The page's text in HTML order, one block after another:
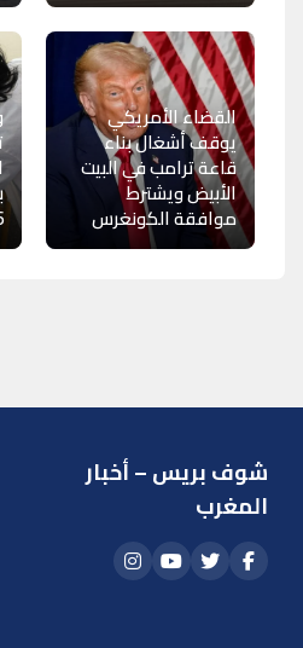
القضاء الأمريكي
يوقف أشغال بناء
قاعة ترامب في البيت
الأبيض ويشترط
موافقة الكونغرس
شوف بريس – أخبار
المغرب